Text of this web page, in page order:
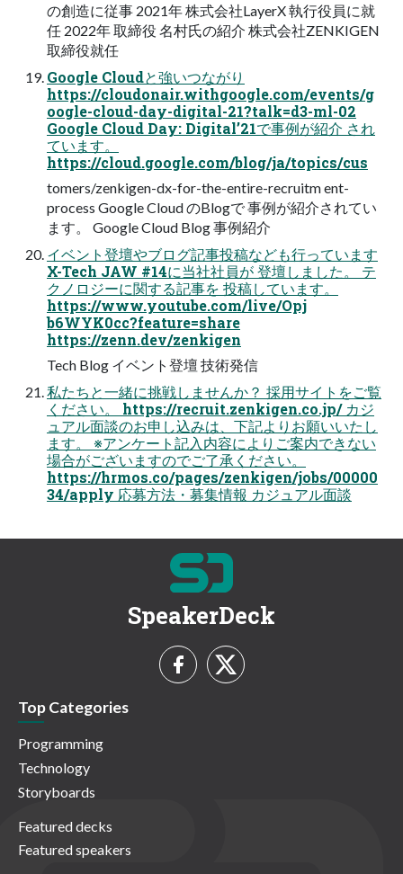
の創造に従事 2021年 株式会社LayerX 執行役員に就
任 2022年 取締役 名村氏の紹介 株式会社ZENKIGEN
取締役就任
Google Cloudと強いつながり
https://cloudonair.withgoogle.com/events/g
oogle-cloud-day-digital-21?talk=d3-ml-02
Google Cloud Day: Digital’21で事例が紹介 され
ています。
https://cloud.google.com/blog/ja/topics/cus
tomers/zenkigen-dx-for-the-entire-recruitm ent-
process Google Cloud のBlogで 事例が紹介されてい
ます。 Google Cloud Blog 事例紹介
イベント登壇やブログ記事投稿なども行っています
X-Tech JAW #14に当社社員が 登壇しました。 テ
クノロジーに関する記事を 投稿しています。
https://www.youtube.com/live/Opj
b6WYK0cc?feature=share
https://zenn.dev/zenkigen
Tech Blog イベント登壇 技術発信
私たちと一緒に挑戦しませんか？ 採用サイトをご覧
ください。 https://recruit.zenkigen.co.jp/ カジ
ュアル面談のお申し込みは、下記よりお願いいたし
ます。 ※アンケート記入内容によりご案内できない
場合がございますのでご了承ください。
https://hrmos.co/pages/zenkigen/jobs/00000
34/apply 応募方法・募集情報 カジュアル面談
SpeakerDeck
Top Categories
Programming
Technology
Storyboards
Featured decks
Featured speakers